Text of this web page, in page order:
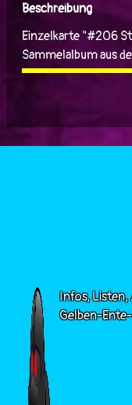
Beschreibung
Einzelkarte "#206
Sammelalbum aus
Infos, Listen,
Gelben-